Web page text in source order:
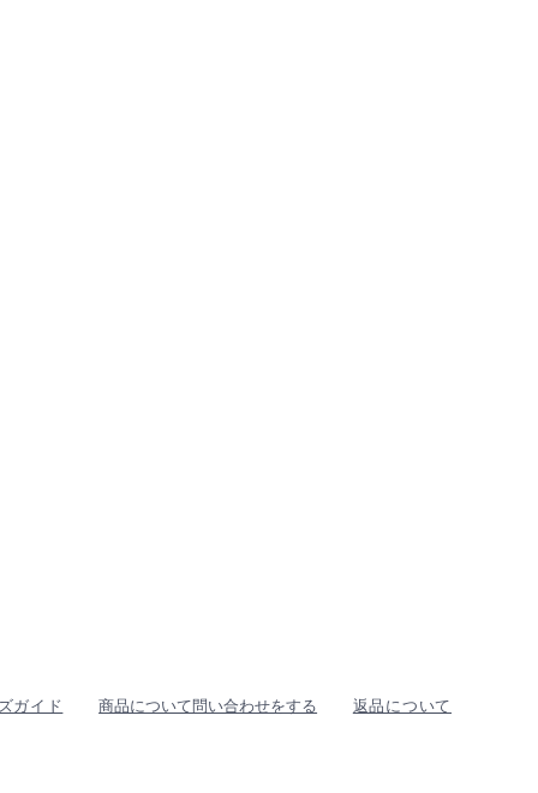
ガイド 商品について問い合わせをする 返品について